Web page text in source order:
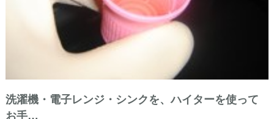
洗濯機・電子レンジ・シンクを、ハイターを使って
お手…